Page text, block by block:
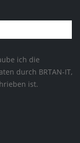
ich die
durch BRTAN-IT,
ist.